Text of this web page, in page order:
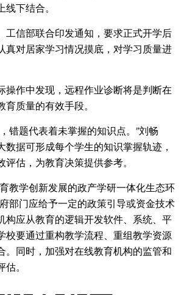
下结合。
信部联合印发通知，要求正式开学后
真对居家学习情况摸底，对学习质量进
作中发现，远程作业诊断将是判断在
质量的有效手段。
题代表着未掌握的知识点。”刘畅
数据可形成每个学生的知识掌握轨迹，
估，为教育决策提供参考。
学创新发展的政产学研一体化生态环
部门应给予一定的政策引导或资金技术
构应从教育的逻辑开发软件、系统、平
校要通过重构教学流程、重组教学资源
。同时，加强对在线教育机构的监管和
。